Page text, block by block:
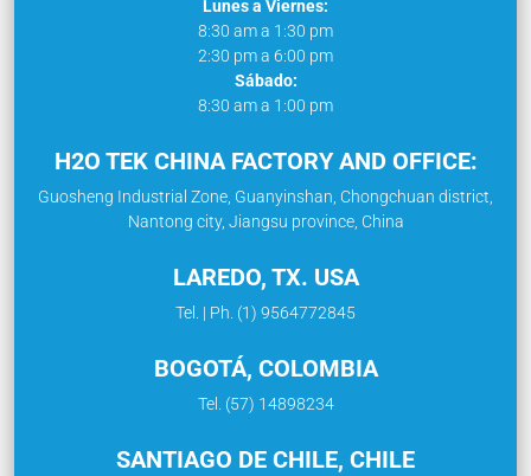
Lunes a Viernes:
8:30 am a 1:30 pm
2:30 pm a 6:00 pm
Sábado:
8:30 am a 1:00 pm
H2O TEK CHINA FACTORY AND OFFICE:
Guosheng Industrial Zone, Guanyinshan, Chongchuan district,
Nantong city, Jiangsu province, China
LAREDO, TX. USA
Tel. | Ph. (1) 9564772845
BOGOTÁ, COLOMBIA
Tel. (57) 14898234
SANTIAGO DE CHILE, CHILE